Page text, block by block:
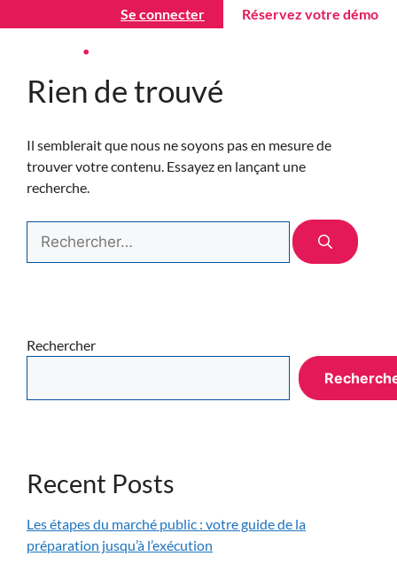
Se connecter Réservez votre démo
Rien de trouvé
Il semblerait que nous ne soyons pas en mesure de
trouver votre contenu. Essayez en lançant une
recherche.
Rechercher
Recent Posts
Les étapes du marché public : votre guide de la
préparation jusqu’à l’exécution